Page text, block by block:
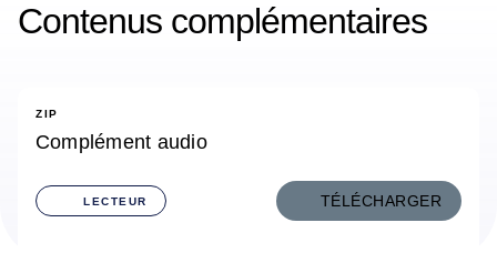
Contenus complémentaires
ZIP
Complément audio
LECTEUR TÉLÉCHARGER